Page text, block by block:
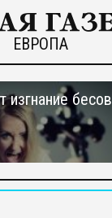
ЕВРОПА
бесов